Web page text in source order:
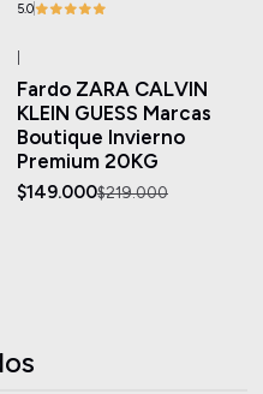
5.0
Agotado
Fardo ZARA CALVIN
KLEIN GUESS Marcas
Boutique Invierno
Premium 20KG
$149.000$219.000